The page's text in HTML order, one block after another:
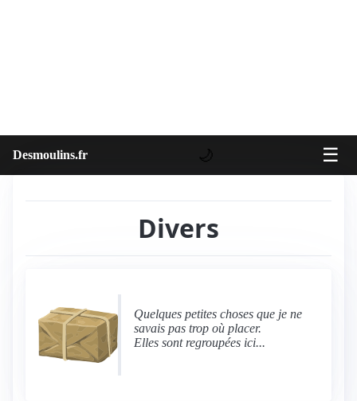
Desmoulins.fr 🌙 ☰
Divers
Quelques petites choses que je ne
savais pas trop où placer.
Elles sont regroupées ici...